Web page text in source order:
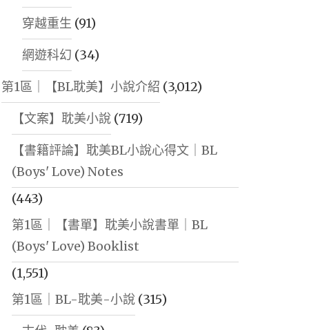
穿越重生 (91)
網遊科幻 (34)
第1區｜【BL耽美】小說介紹 (3,012)
【文案】耽美小說(719)
【書籍評論】耽美BL小說心得文｜BL
(Boys' Love) Notes
(443)
第1區｜【書單】耽美小說書單｜BL
(Boys' Love) Booklist
(1,551)
第1區｜BL-耽美-小說(315)